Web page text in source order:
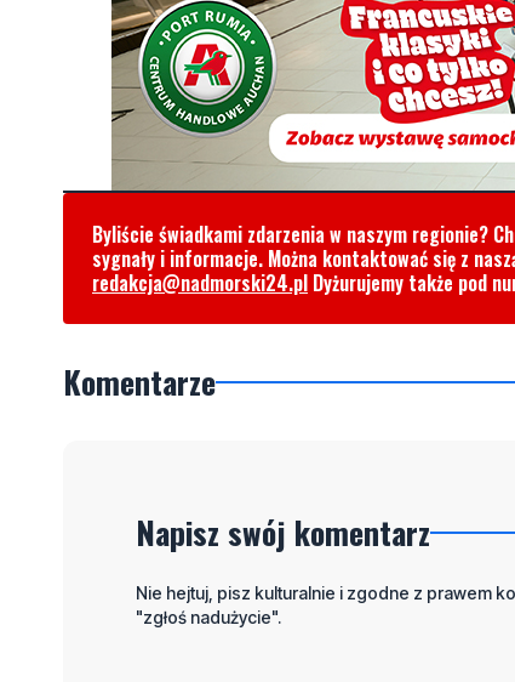
Byliście świadkami zdarzenia w naszym regionie?
sygnały i informacje. Można kontaktować się z
redakcja@nadmorski24.pl Dyżurujemy także pod
Komentarze
Napisz swój komentarz
Nie hejtuj, pisz kulturalnie i zgodne z prawem
"zgłoś nadużycie".